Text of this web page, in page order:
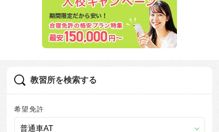
教習所を検索する
希望免許